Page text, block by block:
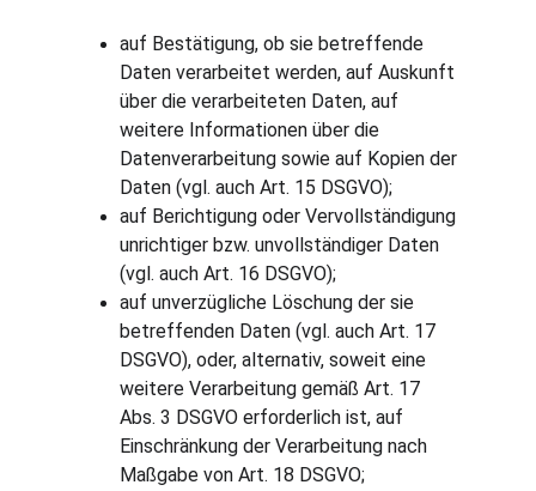
auf Bestätigung, ob sie betreffende
Daten verarbeitet werden, auf Auskunft
über die verarbeiteten Daten, auf
weitere Informationen über die
Datenverarbeitung sowie auf Kopien der
Daten (vgl. auch Art. 15 DSGVO);
auf Berichtigung oder Vervollständigung
unrichtiger bzw. unvollständiger Daten
(vgl. auch Art. 16 DSGVO);
auf unverzügliche Löschung der sie
betreffenden Daten (vgl. auch Art. 17
DSGVO), oder, alternativ, soweit eine
weitere Verarbeitung gemäß Art. 17
Abs. 3 DSGVO erforderlich ist, auf
Einschränkung der Verarbeitung nach
Maßgabe von Art. 18 DSGVO;